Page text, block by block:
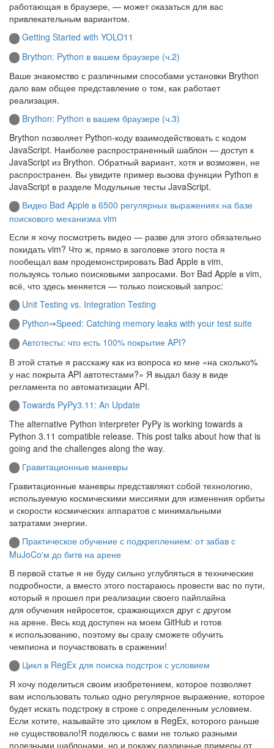
работающая в браузере, — может оказаться для вас
привлекательным вариантом.
Getting Started with YOLO11
Brython: Python в вашем браузере (ч.2)
Ваше знакомство с различными способами установки Brython
дало вам общее представление о том, как работает
реализация.
Brython: Python в вашем браузере (ч.3)
Brython позволяет Python-коду взаимодействовать с кодом
JavaScript. Наиболее распространенный шаблон — доступ к
JavaScript из Brython. Обратный вариант, хотя и возможен, не
распространен. Вы увидите пример вызова функции Python в
JavaScript в разделе Модульные тесты JavaScript.
Видео Bad Apple в 6500 регулярных выражениях на базе
поискового механизма vim
Если я хочу посмотреть видео — разве для этого обязательно
покидать vim? Что ж, прямо в заголовке этого поста я
пообещал вам продемонстрировать Bad Apple в vim,
пользуясь только поисковыми запросами. Вот Bad Apple в vim,
всё, что здесь меняется — только поисковый запрос:
Unit Testing vs. Integration Testing
Python⇒Speed: Catching memory leaks with your test suite
Автотесты: что есть 100% покрытие API?
В этой статье я расскажу как из вопроса ко мне «на сколько%
у нас покрыта API автотестами?» Я выдал базу в виде
регламента по автоматизации API.
Towards PyPy3.11: An Update
The alternative Python interpreter PyPy is working towards a
Python 3.11 compatible release. This post talks about how that is
going and the challenges along the way.
Гравитационные маневры
Гравитационные маневры представляют собой технологию,
используемую космическими миссиями для изменения орбиты
и скорости космических аппаратов с минимальными
затратами энергии.
Практическое обучение с подкреплением: от забав с
MuJoCo'м до битв на арене
В первой статье я не буду сильно углубляться в технические
подробности, а вместо этого постараюсь провести вас по пути,
который я прошел при реализации своего пайплайна
для обучения нейросеток, сражающихся друг с другом
на арене. Весь код доступен на моем GitHub и готов
к использованию, поэтому вы сразу сможете обучить
чемпиона и поучаствовать в сражении!
Цикл в RegEx для поиска подстрок с условием
Я хочу поделиться своим изобретением, которое позволяет
вам использовать только одно регулярное выражение, которое
будет искать подстроку в строке с определенным условием.
Если хотите, называйте это циклом в RegEx, которого раньше
не существовало!Я поделюсь с вами не только разными
полезными шаблонами, но и покажу различные примеры от